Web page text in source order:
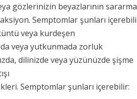
gözlerinizin beyazlarının
Semptomlar şunları
veya kurdeşen
veya yutkunmada zorluk
dilinizde veya yüzünüzde şişme
Semptomlar şunları içerebilir: